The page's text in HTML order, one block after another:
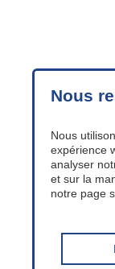
Nous
Nous
expérience
analyser
et sur la
notre page